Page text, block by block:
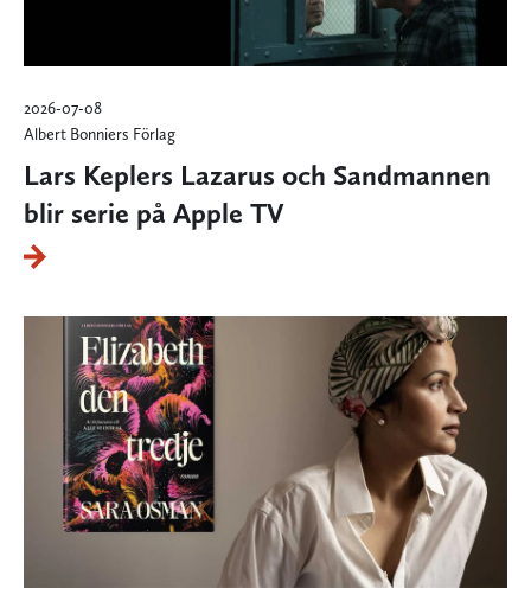
2026-07-08
Albert Bonniers Förlag
Lars Keplers Lazarus och Sandmannen
blir serie på Apple TV